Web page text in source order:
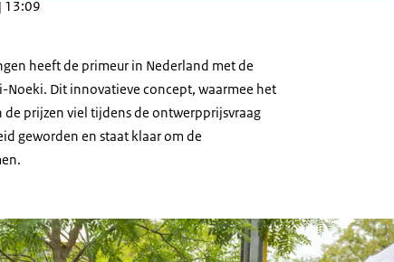
13:09
heeft de primeur in Nederland met de
Noeki. Dit innovatieve concept, waarmee het
de prijzen viel tijdens de ontwerpprijsvraag
geworden en staat klaar om de